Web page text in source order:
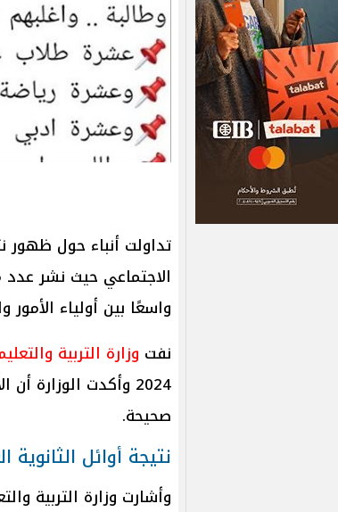
تداولت أنباء حول ظهور
الاجتماعي حيث نشر عدد
واسعًا بين أولياء الأمور
نفت وزارة التربية
2024 وأكدت
صحيحة.
نتيجة أوائل الثانوية
وأشارت وزارة التربية